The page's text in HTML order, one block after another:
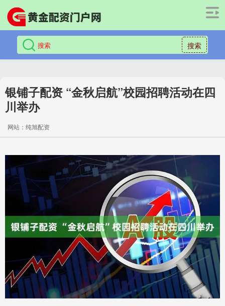
搜索
银铺子配资 “金秋启航”校园招聘活动在四
川举办
网站：纯旭配资